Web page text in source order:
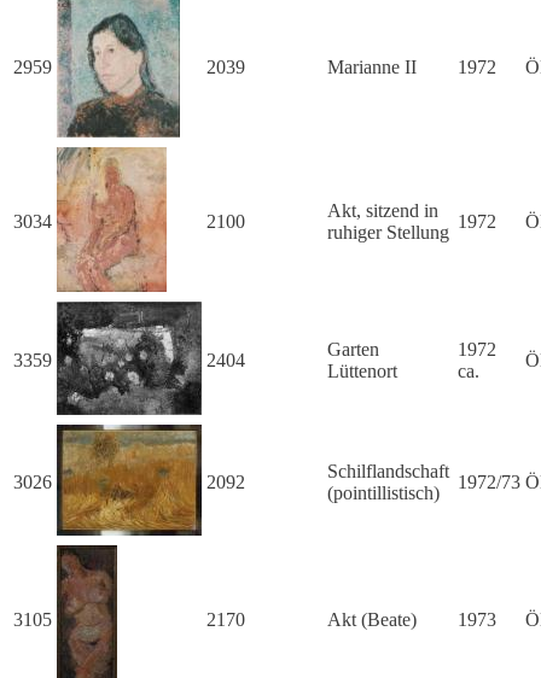
2959 2039 Marianne II 1972
3034 2100
Akt, sitzend in
ruhiger Stellung
1972
3359 2404
Garten
Lüttenort
1972
ca.
3026 2092
Schilflandschaft
(pointillistisch)
1972/73
3105 2170 Akt (Beate) 1973